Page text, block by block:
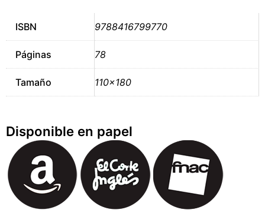
ISBN 9788416799770
Páginas 78
Tamaño 110×180
Disponible en papel